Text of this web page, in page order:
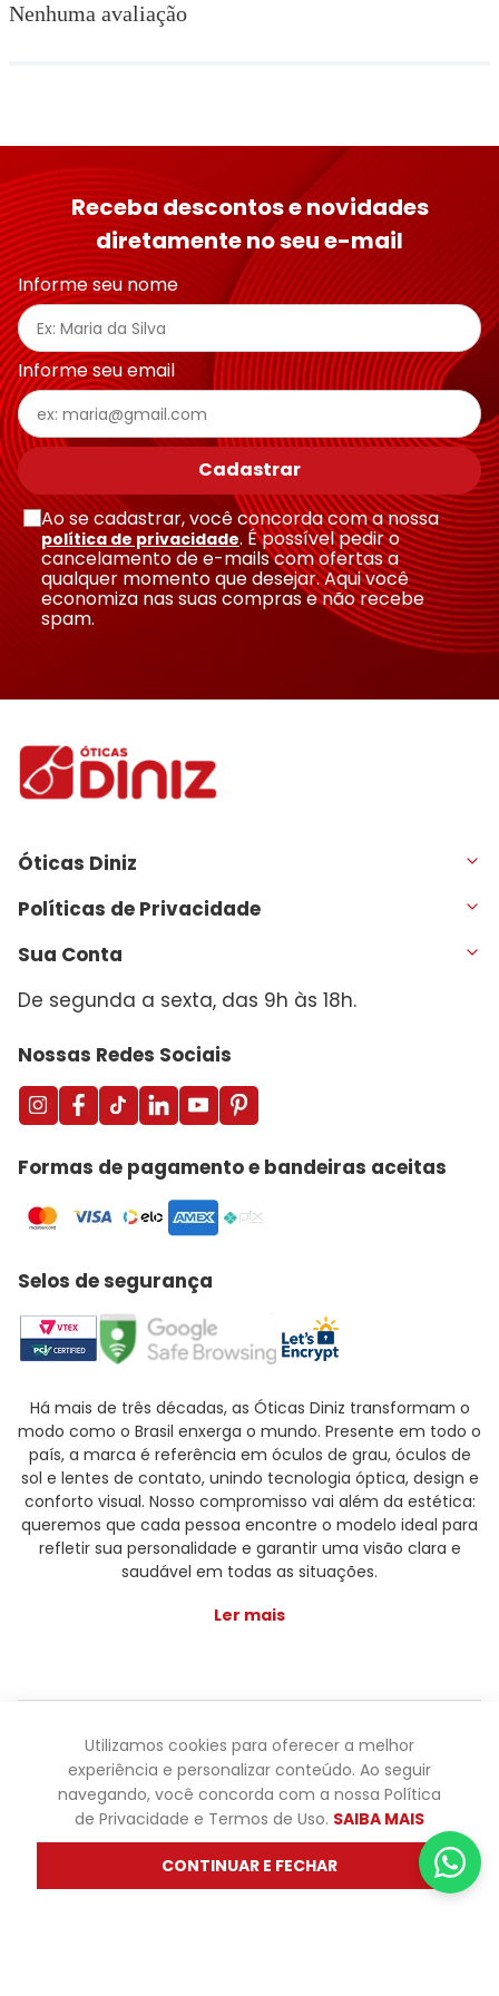
Nenhuma avaliação
Receba descontos e novidades
diretamente no seu e-mail
Informe seu nome
Informe seu email
Cadastrar
Ao se cadastrar, você concorda com a nossa
política de privacidade. É possível pedir o
cancelamento de e-mails com ofertas a
qualquer momento que desejar. Aqui você
economiza nas suas compras e não recebe
spam.
Óticas Diniz
Políticas de Privacidade
Sua Conta
De segunda a sexta, das 9h às 18h.
Nossas Redes Sociais
Formas de pagamento e bandeiras aceitas
Selos de segurança
Há mais de três décadas, as Óticas Diniz transformam o
modo como o Brasil enxerga o mundo. Presente em todo o
país, a marca é referência em óculos de grau, óculos de
sol e lentes de contato, unindo tecnologia óptica, design e
conforto visual. Nosso compromisso vai além da estética:
queremos que cada pessoa encontre o modelo ideal para
refletir sua personalidade e garantir uma visão clara e
saudável em todas as situações.
Ler mais
Óticas Diniz ® - Todos os direitos reservados - Os preços e
promoções são válidas apenas para produtos vendidos
pela oticasdiniz.com.br. Os preços de lojas físicas podem
variar. Não fazemos trocas em lojas físicas, apenas pelo
atendimento.
Utilizamos cookies para oferecer a melhor
experiência e personalizar conteúdo. Ao seguir
navegando, você concorda com a nossa Política
de Privacidade e Termos de Uso. SAIBA MAIS
CONTINUAR E FECHAR